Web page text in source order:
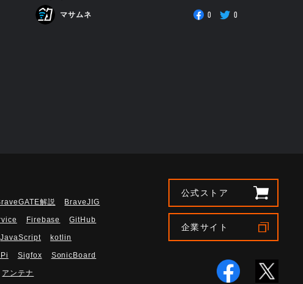
マサムネ 0 0
解説 BraveJIG
Firebase GitHub
JavaScript kotlin
Sigfox SonicBoard
アンテナ
公式ストア
企業サイト